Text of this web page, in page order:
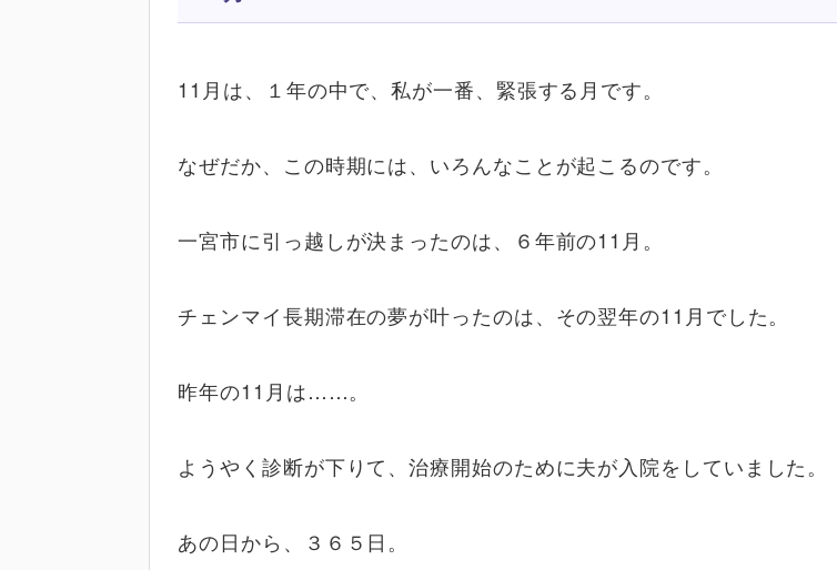
11月は、１年の中で、私が一番、緊張する月です。
なぜだか、この時期には、いろんなことが起こるのです。
一宮市に引っ越しが決まったのは、６年前の11月。
チェンマイ長期滞在の夢が叶ったのは、その翌年の11月でした。
昨年の11月は……。
ようやく診断が下りて、治療開始のために夫が入院をしていました。
あの日から、３６５日。